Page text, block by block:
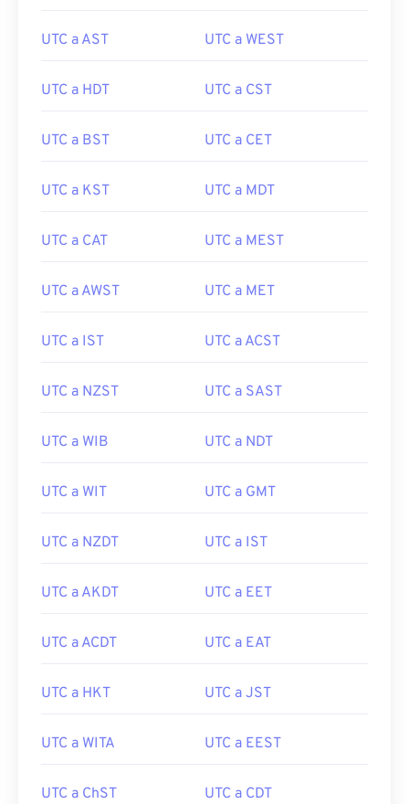
UTC a AST UTC a WEST
UTC a HDT UTC a CST
UTC a BST UTC a CET
UTC a KST UTC a MDT
UTC a CAT UTC a MEST
UTC a AWST UTC a MET
UTC a IST UTC a ACST
UTC a NZST UTC a SAST
UTC a WIB UTC a NDT
UTC a WIT UTC a GMT
UTC a NZDT UTC a IST
UTC a AKDT UTC a EET
UTC a ACDT UTC a EAT
UTC a HKT UTC a JST
UTC a WITA UTC a EEST
UTC a ChST UTC a CDT